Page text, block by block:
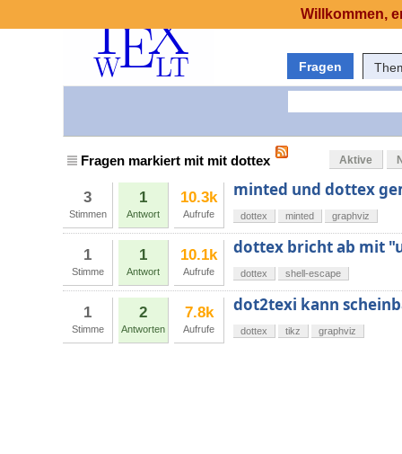
Fragen
Fragen markiert mit mit dottex Aktive
3
Stimmen
1
Antwort
10.3k
Aufrufe
minted und dottex
dottex minted graphviz
1
Stimme
1
Antwort
10.1k
Aufrufe
dottex bricht ab mit
dottex shell-escape
1
Stimme
2
Antworten
7.8k
Aufrufe
dot2texi kann
dottex tikz graphviz
Willkommen,